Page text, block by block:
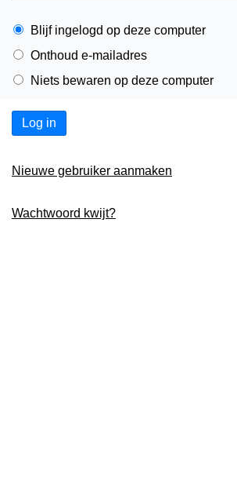
Blijf ingelogd op deze computer
Onthoud e-mailadres
Niets bewaren op deze computer
Log in
Nieuwe gebruiker aanmaken
Wachtwoord kwijt?